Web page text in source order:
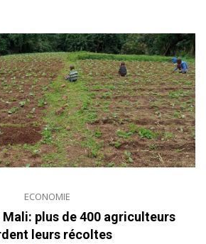
ECONOMIE
plus de 400 agriculteurs
leurs récoltes